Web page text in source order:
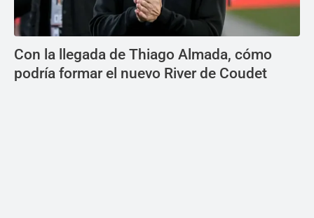
Con la llegada de Thiago Almada, cómo
podría formar el nuevo River de Coudet